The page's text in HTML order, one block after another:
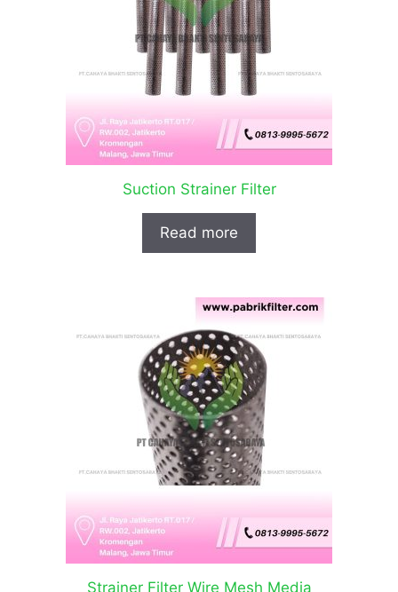
Suction Strainer Filter
Read more
Strainer Filter Wire Mesh Media